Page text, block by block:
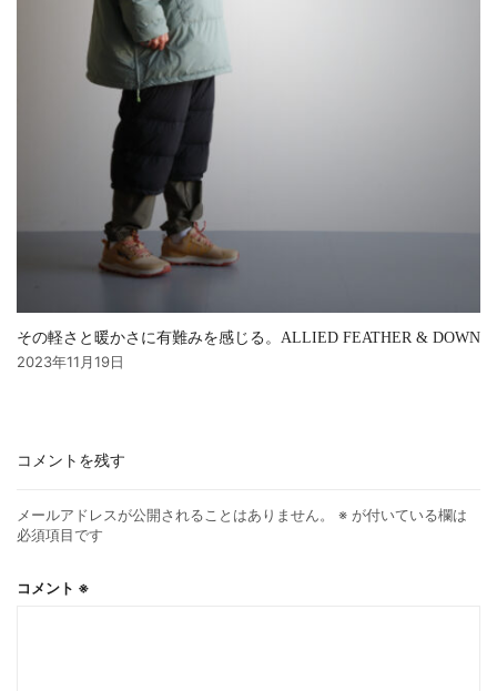
その軽さと暖かさに有難みを感じる。ALLIED FEATHER & DOWN
2023年11月19日
コメントを残す
メールアドレスが公開されることはありません。 ※ が付いている欄は
必須項目です
コメント ※